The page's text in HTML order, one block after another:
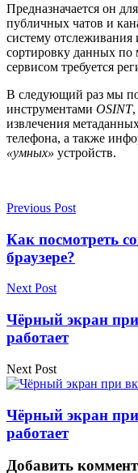
Предназначается он
публичных чатов и
систему
сортировку данных по
сервисом требуется
В следующий раз мы
инструментами OSINT,
извлечения
телефона, а также
«умных» устройств.
Previous Post
Как посмотреть
браузере?
Next Post
Чёрный экран
работает
Next Post
Чёрный экран
работает
Добавить